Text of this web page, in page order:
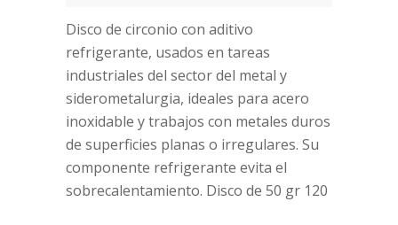
Disco de circonio con aditivo
refrigerante, usados en tareas
industriales del sector del metal y
siderometalurgia, ideales para acero
inoxidable y trabajos con metales duros
de superficies planas o irregulares. Su
componente refrigerante evita el
sobrecalentamiento. Disco de 50 gr 120